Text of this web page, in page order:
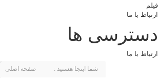
فیلم
ارتباط با ما
دسترسی ها
ارتباط با ما
شما اینجا هستید : صفحه اصلی